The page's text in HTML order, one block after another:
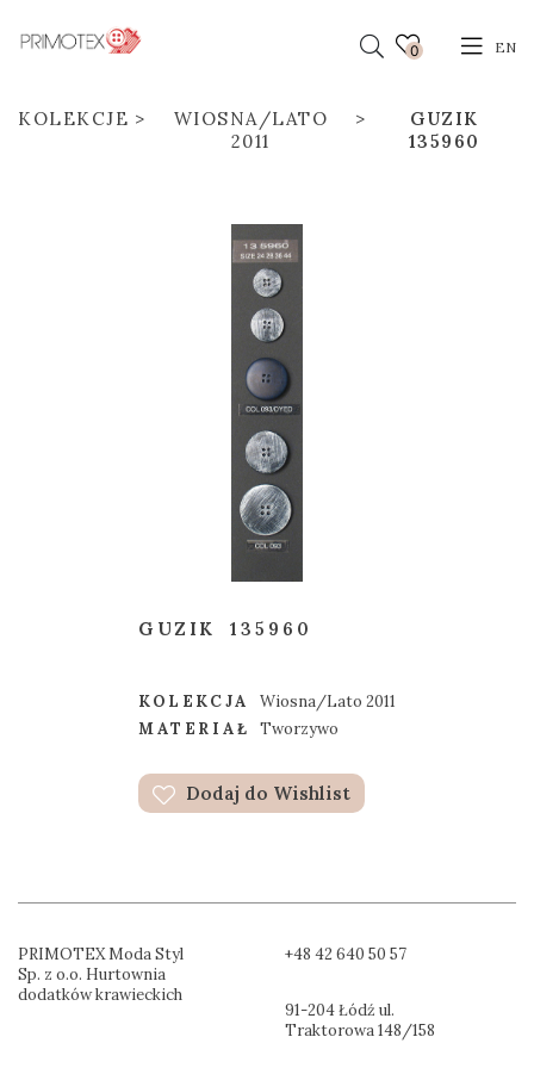
0 EN
KOLEKCJE
WIOSNA/LATO
2011
GUZIK
135960
GUZIK 135960
KOLEKCJA
Wiosna/Lato 2011
MATERIAŁ
Tworzywo
Dodaj do Wishlist
PRIMOTEX Moda Styl
Sp. z o.o. Hurtownia
dodatków krawieckich
+48 42 640 50 57
91-204 Łódź ul.
Traktorowa 148/158